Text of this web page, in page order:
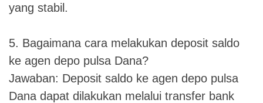
yang stabil.
5. Bagaimana cara melakukan deposit saldo
ke agen depo pulsa Dana?
Jawaban: Deposit saldo ke agen depo pulsa
Dana dapat dilakukan melalui transfer bank